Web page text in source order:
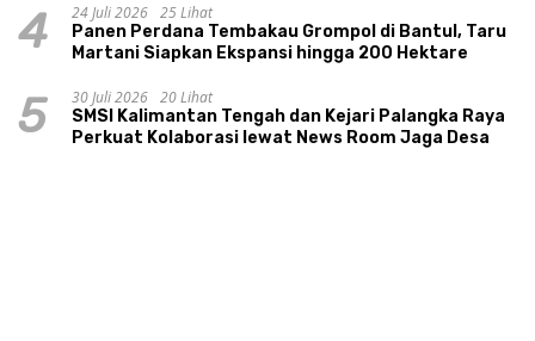
4 24 Juli 2026 25 Lihat
Panen Perdana Tembakau Grompol di Bantul, Taru
Martani Siapkan Ekspansi hingga 200 Hektare
5 30 Juli 2026 20 Lihat
SMSI Kalimantan Tengah dan Kejari Palangka Raya
Perkuat Kolaborasi lewat News Room Jaga Desa